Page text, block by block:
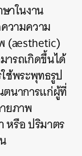
าในงาน
วามความ
(aesthetic)
รถเกิดขึ้นได้
ช้พระพุทธรูป
ตนาการแก่ผู้ที่
ยภาพ
หรือ ปริมาตร